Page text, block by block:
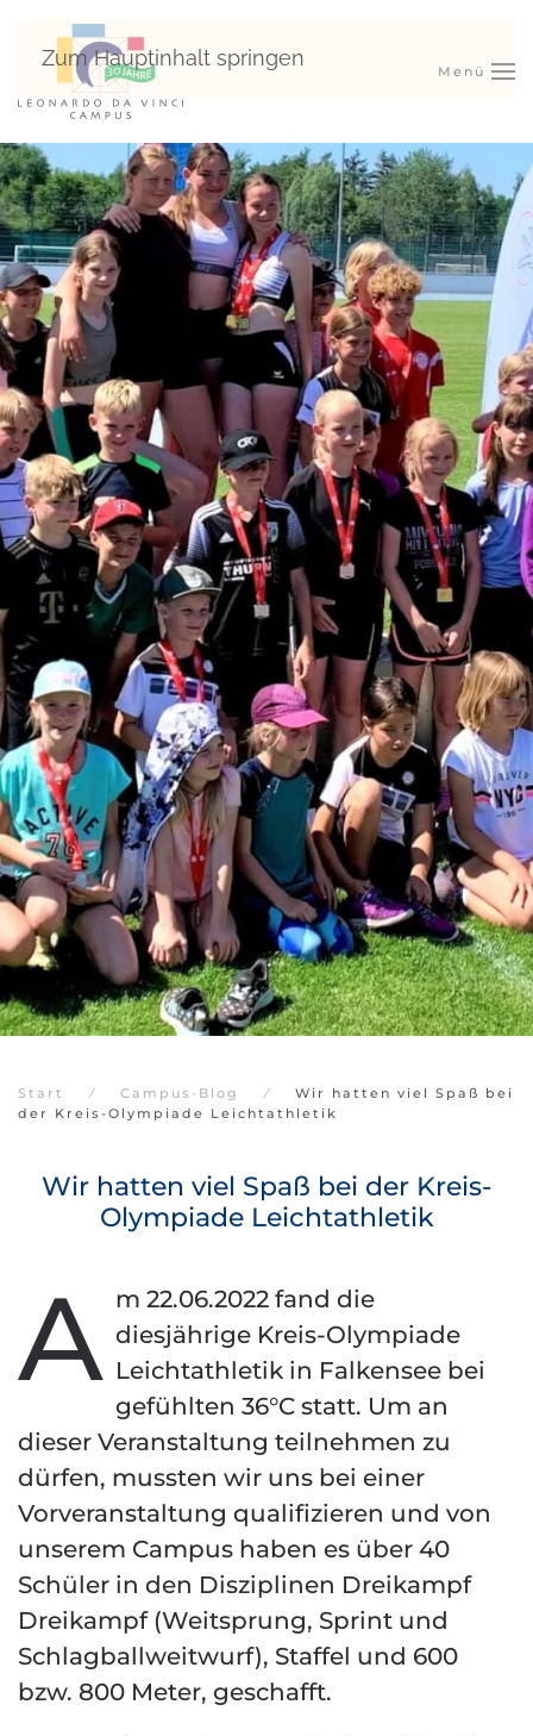
Zum Hauptinhalt springen
Menü
Start Campus-Blog
Wir hatten viel Spaß bei
der Kreis-Olympiade Leichtathletik
Wir hatten viel Spaß bei der Kreis-
Olympiade Leichtathletik
A m 22.06.2022 fand die
diesjährige Kreis-Olympiade
Leichtathletik in Falkensee bei
gefühlten 36°C statt. Um an
dieser Veranstaltung teilnehmen zu
dürfen, mussten wir uns bei einer
Vorveranstaltung qualifizieren und von
unserem Campus haben es über 40
Schüler in den Disziplinen Dreikampf
Dreikampf (Weitsprung, Sprint und
Schlagballweitwurf), Staffel und 600
bzw. 800 Meter, geschafft.